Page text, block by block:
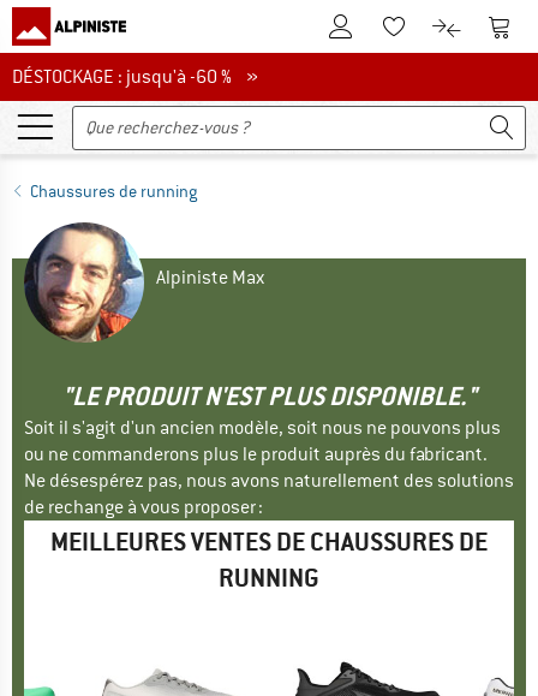
Vers le compte client
Vers la liste
Vers le
DÉSTOCKAGE : jusqu'à -60 %
DÉSTOCKAGE : jusqu'à -60 % »
Chaussures de running
Alpiniste Max
"LE PRODUIT N'EST PLUS DISPONIBLE."
Soit il s'agit d'un ancien modèle, soit nous ne pouvons plus
ou ne commanderons plus le produit auprès du fabricant.
Ne désespérez pas, nous avons naturellement des solutions
de rechange à vous proposer :
MEILLEURES VENTES DE CHAUSSURES DE
RUNNING